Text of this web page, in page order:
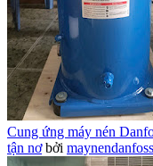
Cung ứng máy nén
tận nơ bởi maynendanfoss